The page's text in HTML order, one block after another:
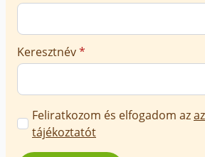
Keresztnév*
Marketing
üzenetek
jóváhagyása
Feliratkozom és elfogadom az
tájékoztatót